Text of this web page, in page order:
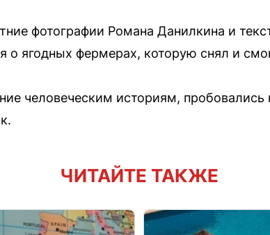
фотографии Романа Данилкина и
о ягодных фермерах, которую снял и
человеческим историям,
ЧИТАЙТЕ ТАКЖЕ